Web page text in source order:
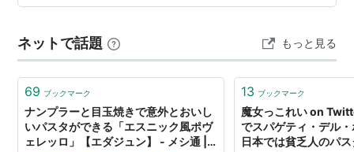
タリアのポヴェレッロの材料 バリラ1.6mm：100g パン
ー：大さじ1/2 ニンニク：1片 カラブリア唐辛子：1本 イ
タリアンパセリ：適量 パスタ好きの方は材料を見たらピ
ンと来るだろ…
ネットで話題 もっと見る
69 ブックマーク
ナンプラーと目玉焼きで意外とおいし
いパスタができる「エスニック風ポヴ
ェレッロ」【エダジュン】 - メシ通 |
13 ブックマーク
魔女っこれい on
でスパゲティ・デル
日本では貧乏人のパ